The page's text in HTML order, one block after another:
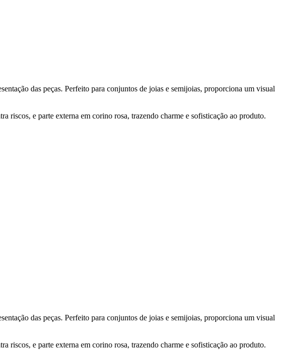
das peças. Perfeito para conjuntos de joias e semijoias, proporciona um visual
riscos, e parte externa em corino rosa, trazendo charme e sofisticação ao produto.
das peças. Perfeito para conjuntos de joias e semijoias, proporciona um visual
riscos, e parte externa em corino rosa, trazendo charme e sofisticação ao produto.